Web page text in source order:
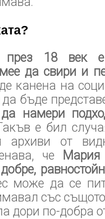
18 век
да свири и
канена на
бъде
да намери
е бил
архиви от
че
може да се
със
дори по-добра